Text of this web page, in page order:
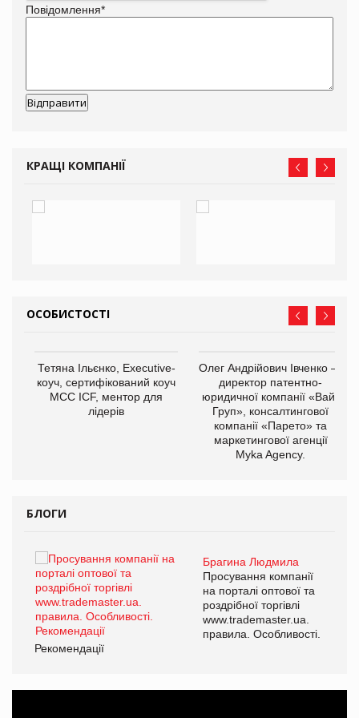
Повідомлення*
КРАЩІ КОМПАНІЇ
ОСОБИСТОСТІ
Тетяна Ільєнко, Executive-
коуч, сертифікований коуч
МСС ICF, ментор для
лідерів
Олег Андрійович Івченко —
директор патентно-
юридичної компанії «Вайз
Груп», консалтингової
компанії «Парето» та
маркетингової агенції
Myka Agency.
БЛОГИ
Брагина Людмила
Просування компанії
на порталі оптової та
роздрібної торгівлі
www.trademaster.ua.
правила. Особливості.
Рекомендації